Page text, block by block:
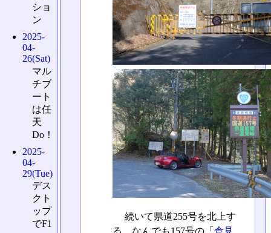
続いて県道255号を北上す
る。なんでも157号の「 倉見
ショ
ン
2025-
04-
26(Sat)
マル
チブ
ート
は任
天
Do！
2025-
04-
29(Tue)
デス
クト
ップ
でF1